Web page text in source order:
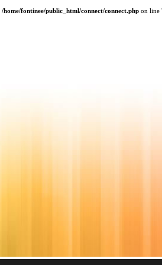
/home/fontinee/public_html/connect/connect.php on line